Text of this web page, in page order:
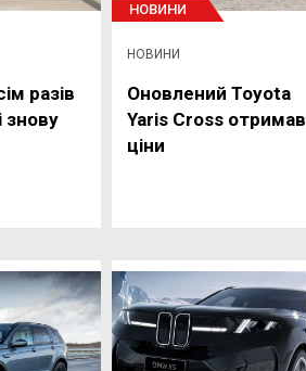
разів
знову
НОВИНИ
НОВИНИ
Оновлений Toyota
Yaris Cross отримав
ціни